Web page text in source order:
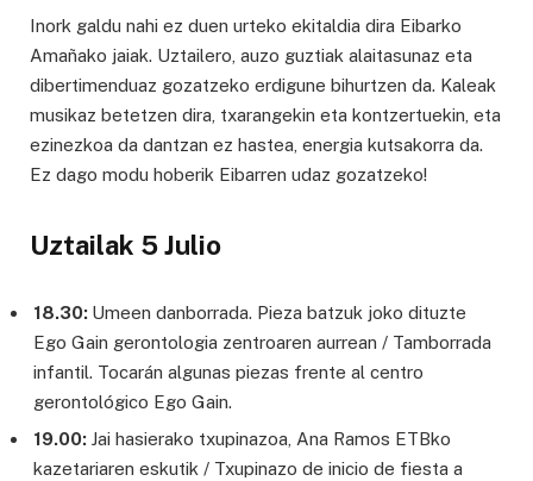
Inork galdu nahi ez duen urteko ekitaldia dira Eibarko
Amañako jaiak. Uztailero, auzo guztiak alaitasunaz eta
dibertimenduaz gozatzeko erdigune bihurtzen da. Kaleak
musikaz betetzen dira, txarangekin eta kontzertuekin, eta
ezinezkoa da dantzan ez hastea, energia kutsakorra da.
Ez dago modu hoberik Eibarren udaz gozatzeko!
Uztailak 5 Julio
18.30: Umeen danborrada. Pieza batzuk joko dituzte
Ego Gain gerontologia zentroaren aurrean / Tamborrada
infantil. Tocarán algunas piezas frente al centro
gerontológico Ego Gain.
19.00: Jai hasierako txupinazoa, Ana Ramos ETBko
kazetariaren eskutik / Txupinazo de inicio de fiesta a